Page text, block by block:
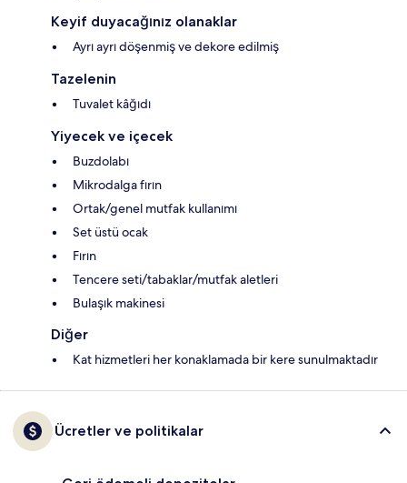
Keyif duyacağınız olanaklar
Ayrı ayrı döşenmiş ve dekore edilmiş
Tazelenin
Tuvalet kâğıdı
Yiyecek ve içecek
Buzdolabı
Mikrodalga fırın
Ortak/genel mutfak kullanımı
Set üstü ocak
Fırın
Tencere seti/tabaklar/mutfak aletleri
Bulaşık makinesi
Diğer
Kat hizmetleri her konaklamada bir kere sunulmaktadır
Ücretler ve politikalar